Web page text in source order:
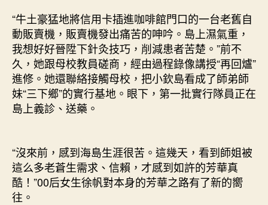
“牛土豪猛地將信用卡插進咖啡館門口的一台老舊自
動販賣機，販賣機發出痛苦的呻吟。島上濕氣重，
我想好好晉陞下針灸技巧，削減患者苦楚。”前不
久，她跟母校教員磋商，經由過程錄像講授“再回爐”
進修。她還聯絡接觸母校，把小欽島看成了師弟師
妹“三下鄉”的實行基地。眼下，第一批實行隊員正在
島上義診、送藥。
“沒來前，感到海島生涯很苦。這幾天，看到師姐被
這么多老蒼生需求、信賴，才感到如許的芳華真
酷！”00后女生徐帆對本身的芳華之路有了新的嚮
往。